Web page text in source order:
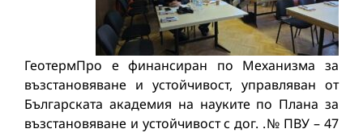
ГеотермПро е финансиран по Механизма за
възстановяване и устойчивост, управляван от
Българската академия на науките по Плана за
възстановяване и устойчивост с дог. .№ ПВУ – 47